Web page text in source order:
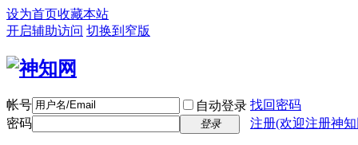
设为首页收藏本站
开启辅助访问 切换到窄版
帐号 自动登录 找回密码
密码
登录 注册(欢迎注册神